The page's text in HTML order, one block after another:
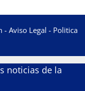
- Aviso Legal - Politica
noticias de la